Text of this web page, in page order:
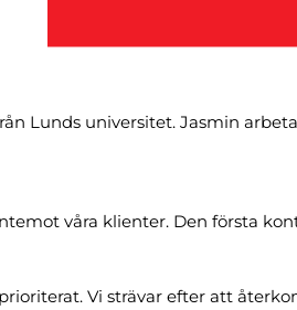
Lunds universitet. Jasmin
våra klienter. Den första
Vi strävar efter att